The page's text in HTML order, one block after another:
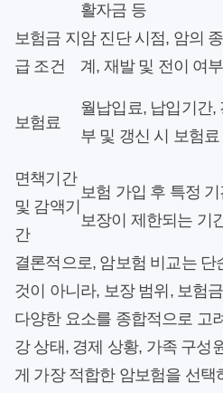
활자금 등
보험금 지
급 조건
암 진단 시점, 암의
계, 재발 및 전이 여
보험료
월납입료, 납입기간,
부 및 갱신 시 보험
면책기간
및 감액기
간
보험 가입 후 특정
보장이 제한되는 기
결론적으로, 암보험 비교는
것이 아니라, 보장 범위, 보험
다양한 요소를 종합적으로 고
강 상태, 경제 상황, 가족 구성
게 가장 적합한 암보험을 선택